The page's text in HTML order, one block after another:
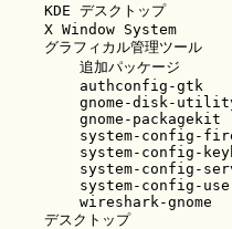
KDE デスクトップ
X Window System
グラフィカル管理ツール
        追加パッケージ
authconfig-gtk
gnome-disk-
gnome-packagekit
system-config-
system-config-
system-config-
system-config-
wireshark-gnome
デスクトップ